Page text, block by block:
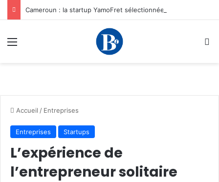
Menu
Accueil / Entreprises
Entreprises Startups
L’expérience de
l’entrepreneur solitaire